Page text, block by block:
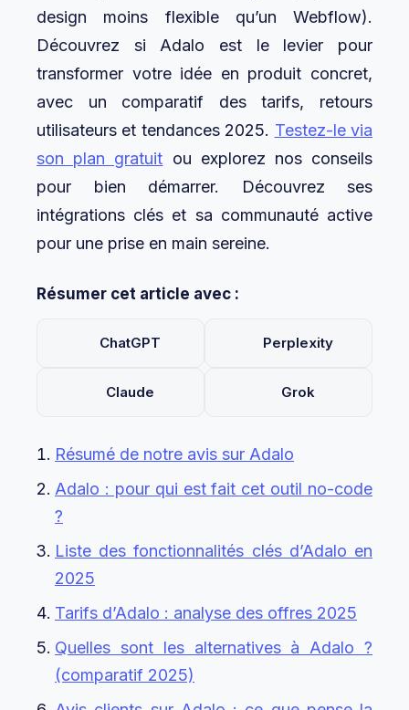
design moins flexible qu’un Webflow).
Découvrez si Adalo est le levier pour
transformer votre idée en produit concret,
avec un comparatif des tarifs, retours
utilisateurs et tendances 2025. Testez-le via
son plan gratuit ou explorez nos conseils
pour bien démarrer. Découvrez ses
intégrations clés et sa communauté active
pour une prise en main sereine.
Résumer cet article avec :
ChatGPT Perplexity
Claude Grok
Résumé de notre avis sur Adalo
Adalo : pour qui est fait cet outil no-code
?
Liste des fonctionnalités clés d’Adalo en
2025
Tarifs d’Adalo : analyse des offres 2025
Quelles sont les alternatives à Adalo ?
(comparatif 2025)